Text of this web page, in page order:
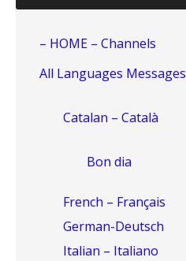
– HOME – Channels
All Languages Messages
Catalan – Català
Bon dia
French – Français
German-Deutsch
Italian – Italiano